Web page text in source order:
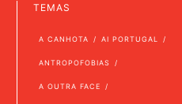
TEMAS
A CANHOTA AI PORTUGAL
ANTROPOFOBIAS
A OUTRA FACE